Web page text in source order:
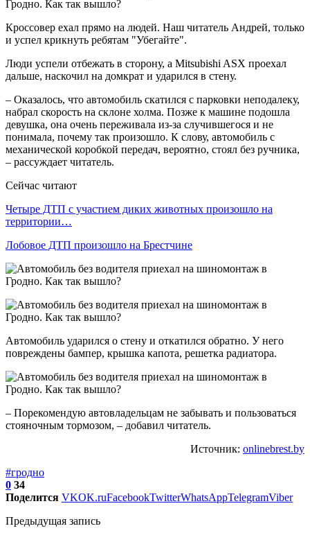
Кроссовер ехал прямо на людей. Наш читатель Андрей, только
и успел крикнуть ребятам "Убегайте".
Люди успели отбежать в сторону, а Mitsubishi ASX проехал
дальше, наскочил на домкрат и ударился в стену.
– Оказалось, что автомобиль скатился с парковки неподалеку,
набрал скорость на склоне холма. Позже к машине подошла
девушка, она очень переживала из-за случившегося и не
понимала, почему так произошло. К слову, автомобиль с
механической коробкой передач, вероятно, стоял без ручника,
– рассуждает читатель.
Сейчас читают
Четыре ДТП с участием диких животных произошло на
территории…
Лобовое ДТП произошло на Брестчине
Автомобиль ударился о стену и откатился обратно. У него
повреждены бампер, крышка капота, решетка радиатора.
– Порекомендую автовладельцам не забывать и пользоваться
стояночным тормозом, – добавил читатель.
Источник: onlinebrest.by
#гродно
0 34
Поделится VKOK.ruFacebookTwitterWhatsAppTelegramViber
Предыдущая запись